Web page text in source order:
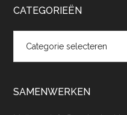
CATEGORIEËN
SAMENWERKEN